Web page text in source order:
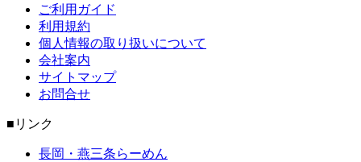
ご利用ガイド
利用規約
個人情報の取り扱いについて
会社案内
サイトマップ
お問合せ
■リンク
長岡・燕三条らーめん